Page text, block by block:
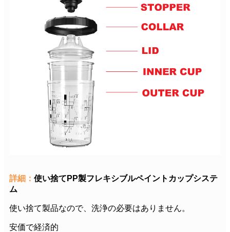
詳細： 使い捨てPP製フレキシブルペイントカップシステ
ム
使い捨て製品なので、洗浄の必要はありません。
安価で経済的